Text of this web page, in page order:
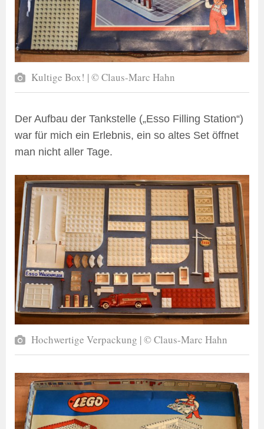
Kultige Box! | © Claus-Marc Hahn
Der Aufbau der Tankstelle („Esso Filling Station“)
war für mich ein Erlebnis, ein so altes Set öffnet
man nicht aller Tage.
Hochwertige Verpackung | © Claus-Marc Hahn